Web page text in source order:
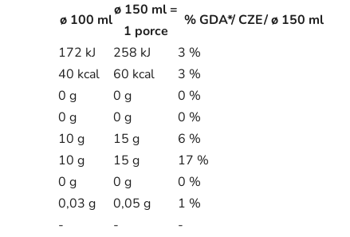
ø 100 ml
ø 150 ml =
1 porce
% GDA*/ CZE/ ø 150 ml
172 kJ 258 kJ
3 %
40 kcal 60 kcal
3 %
0 g 0 g
0 %
0 g 0 g
0 %
10 g 15 g
6 %
10 g 15 g
17 %
0 g 0 g
0 %
0,03 g 0,05 g
1 %
- -
-